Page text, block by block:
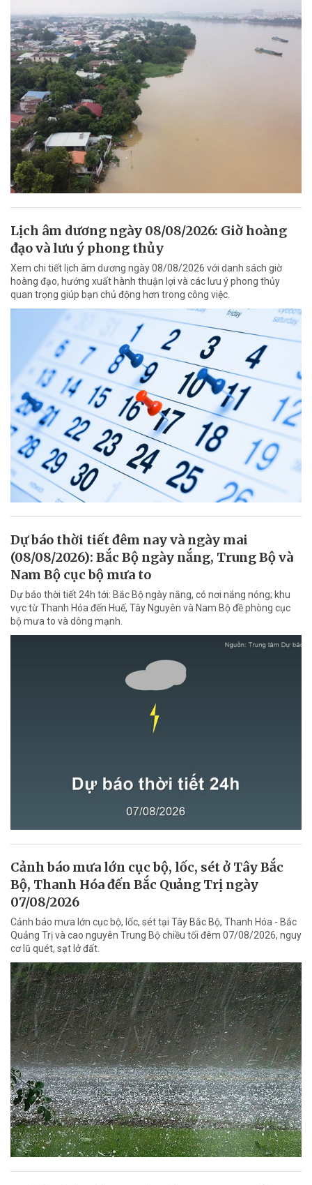
Lịch âm dương ngày 08/08/2026: Giờ hoàng
đạo và lưu ý phong thủy
Xem chi tiết lịch âm dương ngày 08/08/2026 với danh sách giờ
hoàng đạo, hướng xuất hành thuận lợi và các lưu ý phong thủy
quan trọng giúp bạn chủ động hơn trong công việc.
Dự báo thời tiết đêm nay và ngày mai
(08/08/2026): Bắc Bộ ngày nắng, Trung Bộ và
Nam Bộ cục bộ mưa to
Dự báo thời tiết 24h tới: Bắc Bộ ngày nắng, có nơi nắng nóng; khu
vực từ Thanh Hóa đến Huế, Tây Nguyên và Nam Bộ đề phòng cục
bộ mưa to và dông mạnh.
Cảnh báo mưa lớn cục bộ, lốc, sét ở Tây Bắc
Bộ, Thanh Hóa đến Bắc Quảng Trị ngày
07/08/2026
Cảnh báo mưa lớn cục bộ, lốc, sét tại Tây Bắc Bộ, Thanh Hóa - Bắc
Quảng Trị và cao nguyên Trung Bộ chiều tối đêm 07/08/2026, nguy
cơ lũ quét, sạt lở đất.